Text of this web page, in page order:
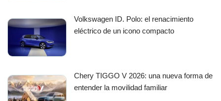
Volkswagen ID. Polo: el renacimiento
eléctrico de un icono compacto
Chery TIGGO V 2026: una nueva forma de
entender la movilidad familiar